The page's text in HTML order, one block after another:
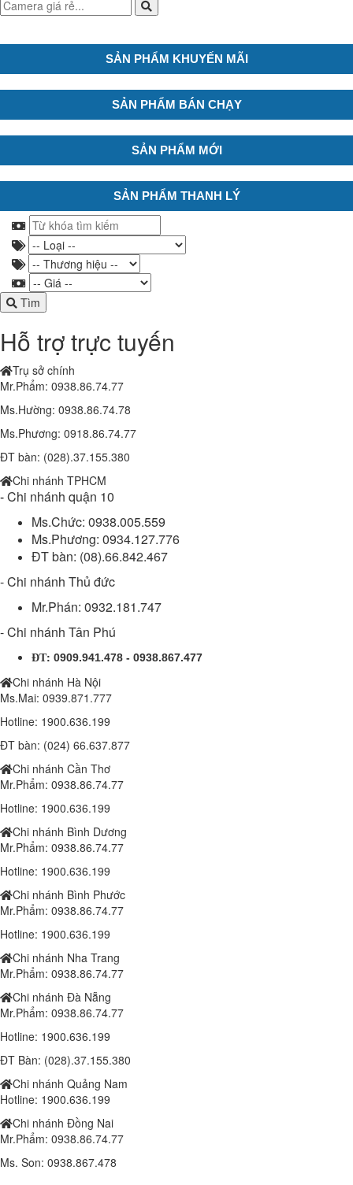
SẢN PHẨM KHUYẾN MÃI
SẢN PHẨM BÁN CHẠY
SẢN PHẨM MỚI
SẢN PHẨM THANH LÝ
Tìm
Hỗ trợ trực tuyến
Trụ sở chính
Mr.Phẩm: 0938.86.74.77
Ms.Hường: 0938.86.74.78
Ms.Phương: 0918.86.74.77
ĐT bàn: (028).37.155.380
Chi nhánh TPHCM
-Chi nhánh quận 10
Ms.Chức: 0938.005.559
Ms.Phương: 0934.127.776
ĐT bàn: (08).66.842.467
- Chi nhánh Thủ đức
Mr.Phán: 0932.181.747
- Chi nhánh Tân Phú
ĐT: 0909.941.478 - 0938.867.477
Chi nhánh Hà Nội
Ms.Mai: 0939.871.777
Hotline: 1900.636.199
ĐT bàn: (024) 66.637.877
Chi nhánh Cần Thơ
Mr.Phẩm: 0938.86.74.77
Hotline: 1900.636.199
Chi nhánh Bình Dương
Mr.Phẩm: 0938.86.74.77
Hotline: 1900.636.199
Chi nhánh Bình Phước
Mr.Phẩm: 0938.86.74.77
Hotline: 1900.636.199
Chi nhánh Nha Trang
Mr.Phẩm: 0938.86.74.77
Chi nhánh Đà Nẵng
Mr.Phẩm: 0938.86.74.77
Hotline: 1900.636.199
ĐT Bàn: (028).37.155.380
Chi nhánh Quảng Nam
Hotline: 1900.636.199
Chi nhánh Đồng Nai
Mr.Phẩm: 0938.86.74.77
Ms. Son: 0938.867.478
Đèn chiếc lá 100w (DL11100/2B)
Đèn chiếc lá 150w (SPDL150/3B)
1.810.000 đ1,750,000 đ
Lắp đặt trọn bộ 1 Camera Wifi 4.0MP IPC-K42P-IMOU
Liên hệ
Camera IP IMOU WIFI A22EP 1080P
Laptop Dell Latitude 6540 - Intel Core i7 -4810MQ- 8G- SSD240G - Đồ
họa HD Intel® 4600 (2.0GB) 15.6"FHD
10,190,000 đ
Laptop Dell Latitude E5540 - Intel Core i5 -4300 U.( TH4)- 4G-
SSD128G- 16.5'